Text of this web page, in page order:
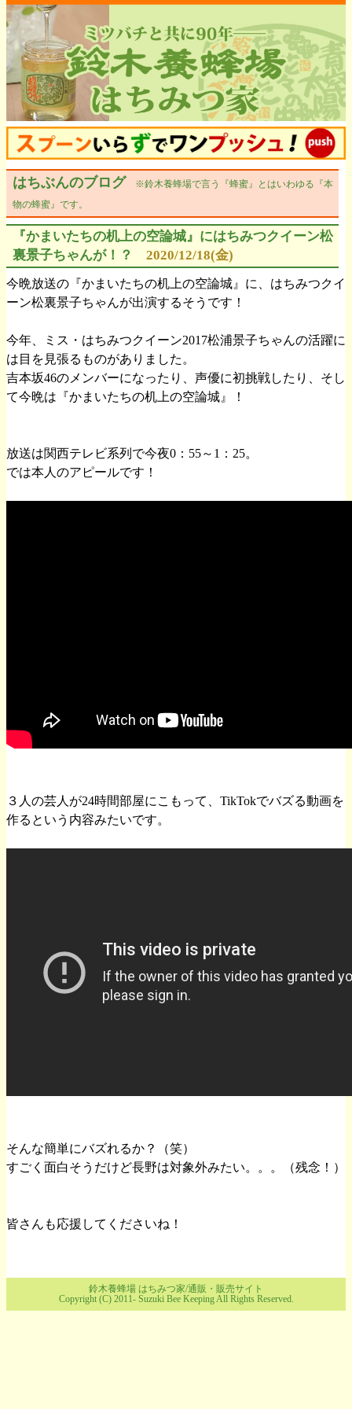
はちぶんのブログ ※鈴木養蜂場で言う『蜂蜜』とはいわゆる『本
物の蜂蜜』です。
『かまいたちの机上の空論城』にはちみつクイーン松
裏景子ちゃんが！？
2020/12/18(金)
今晩放送の『かまいたちの机上の空論城』に、はちみつクイ
ーン松裏景子ちゃんが出演するそうです！
今年、ミス・はちみつクイーン2017松浦景子ちゃんの活躍に
は目を見張るものがありました。
吉本坂46のメンバーになったり、声優に初挑戦したり、そし
て今晩は『かまいたちの机上の空論城』！
放送は関西テレビ系列で今夜0：55～1：25。
では本人のアピールです！
３人の芸人が24時間部屋にこもって、TikTokでバズる動画を
作るという内容みたいです。
そんな簡単にバズれるか？（笑）
すごく面白そうだけど長野は対象外みたい。。。（残念！）
皆さんも応援してくださいね！
鈴木養蜂場 はちみつ家/通販・販売サイト
Copyright (C) 2011-Suzuki Bee Keeping All Rights Reserved.